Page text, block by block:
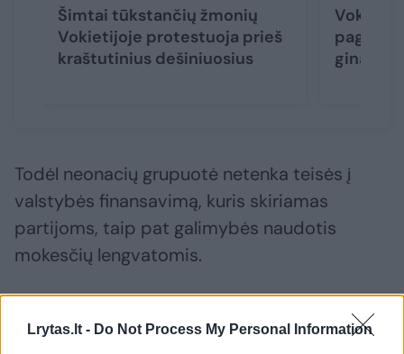
Lrytas.lt - Do Not Process My Personal Information
Šimtai tūkstančių žmonių
Vokietijoje protestuoja prieš
kraštutinius dešiniuosius
pagyrų
gina
Todėl neonacių grupuotė netenka teisės į
valstybės finansavimą, kuris skiriamas
partijoms, taip pat galimybės naudotis
mokesčių lengvatomis.
„Jėgos, kurios nori išardyti ir sunaikinti mūsų
demokratiją, neturi gauti nė cento valstybės